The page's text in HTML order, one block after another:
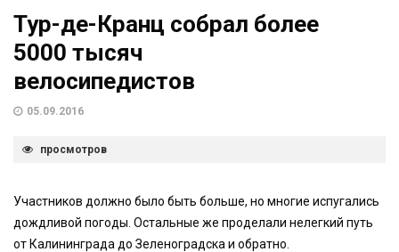
Тур-де-Кранц собрал более
5000 тысяч
велосипедистов
05.09.2016
просмотров
Участников должно было быть больше, но многие испугались
дождливой погоды. Остальные же проделали нелегкий путь
от Калининграда до Зеленоградска и обратно.